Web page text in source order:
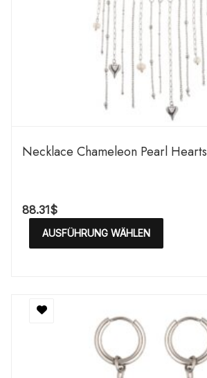
Necklace Chameleon Pearl Hearts
88.31$
AUSFÜHRUNG WÄHLEN